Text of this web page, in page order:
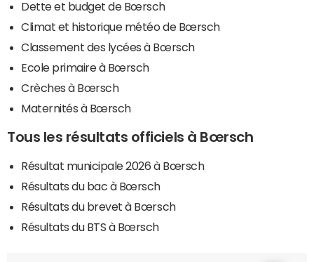
Dette et budget de Bœrsch
Climat et historique météo de Bœrsch
Classement des lycées à Bœrsch
Ecole primaire à Bœrsch
Crèches à Bœrsch
Maternités à Bœrsch
Tous les résultats officiels à Bœrsch
Résultat municipale 2026 à Bœrsch
Résultats du bac à Bœrsch
Résultats du brevet à Bœrsch
Résultats du BTS à Bœrsch